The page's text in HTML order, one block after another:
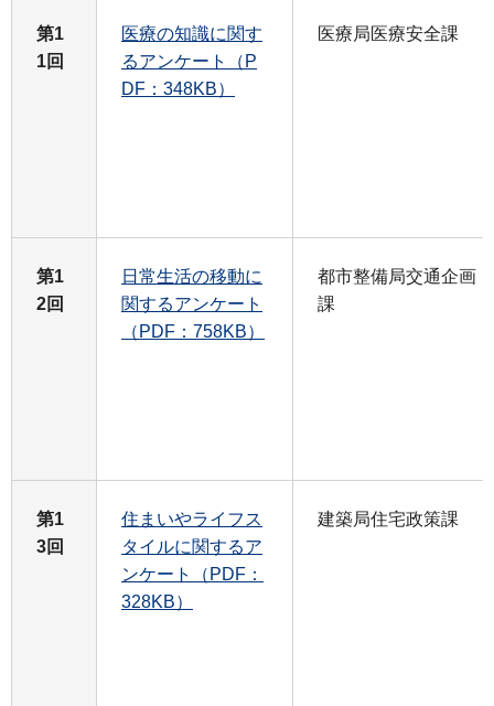
第1
1回
医療の知識に関す
るアンケート（P
DF：348KB）
医療局医療安全課
第1
2回
日常生活の移動に
関するアンケート
（PDF：758KB）
都市整備局交通企画
課
第1
3回
住まいやライフス
タイルに関するア
ンケート（PDF：
328KB）
建築局住宅政策課